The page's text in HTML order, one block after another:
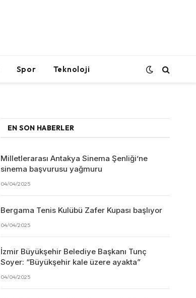
Spor Teknoloji
EN SON HABERLER
Milletlerarası Antakya Sinema Şenliği’ne
sinema başvurusu yağmuru
04/04/2025
Bergama Tenis Kulübü Zafer Kupası başlıyor
04/04/2025
İzmir Büyükşehir Belediye Başkanı Tunç
Soyer: “Büyükşehir kale üzere ayakta”
04/04/2025